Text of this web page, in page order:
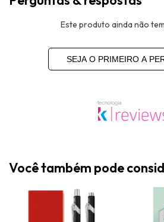
Este produto ainda não
SEJA O PRIMEIRO A
Você também pode